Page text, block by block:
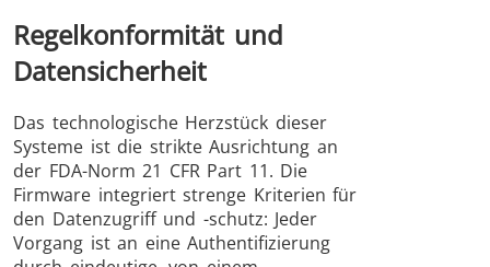
Regelkonformität und
Datensicherheit
Das technologische Herzstück dieser
Systeme ist die strikte Ausrichtung an
der FDA-Norm 21 CFR Part 11. Die
Firmware integriert strenge Kriterien für
den Datenzugriff und -schutz: Jeder
Vorgang ist an eine Authentifizierung